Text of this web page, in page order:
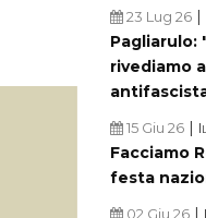
23 Lug 26|
Pagliarulo:
rivediamo
15 Giu 26|
Facciamo
festa
02 Giu 26|